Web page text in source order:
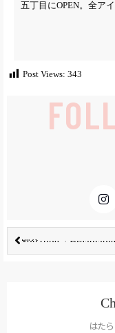
五丁目にOPEN。全ア
Post Views: 343
前へ
はた